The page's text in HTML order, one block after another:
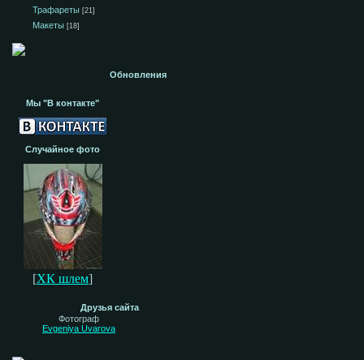
Трафареты [21]
Макеты [18]
Обновления
Мы "В контакте"
Случайное фото
[ХК шлем]
Друзья сайта
Фотограф
Evgeniya Uvarova